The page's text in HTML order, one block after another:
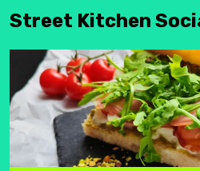
Street Kitchen